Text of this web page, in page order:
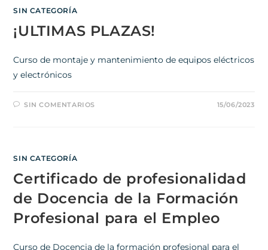
SIN CATEGORÍA
¡ULTIMAS PLAZAS!
Curso de montaje y mantenimiento de equipos eléctricos
y electrónicos
SIN COMENTARIOS 15/06/2023
SIN CATEGORÍA
Certificado de profesionalidad
de Docencia de la Formación
Profesional para el Empleo
Curso de Docencia de la formación profesional para el